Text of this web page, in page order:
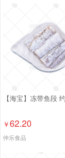
【海宝】冻带鱼段
￥62.20
仲乐食品